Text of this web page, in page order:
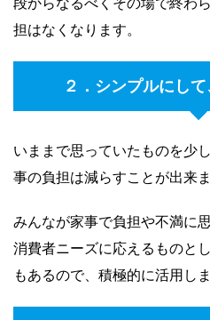
段からなるべくその場で終わ
担はなくなります。
２．シンプルにし
いままで思っていたものを少
事の負担は減らすことが出来ま
みんなが家事で負担や不満に
消費者ニーズに応えるものと
もあるので、積極的に活用しま